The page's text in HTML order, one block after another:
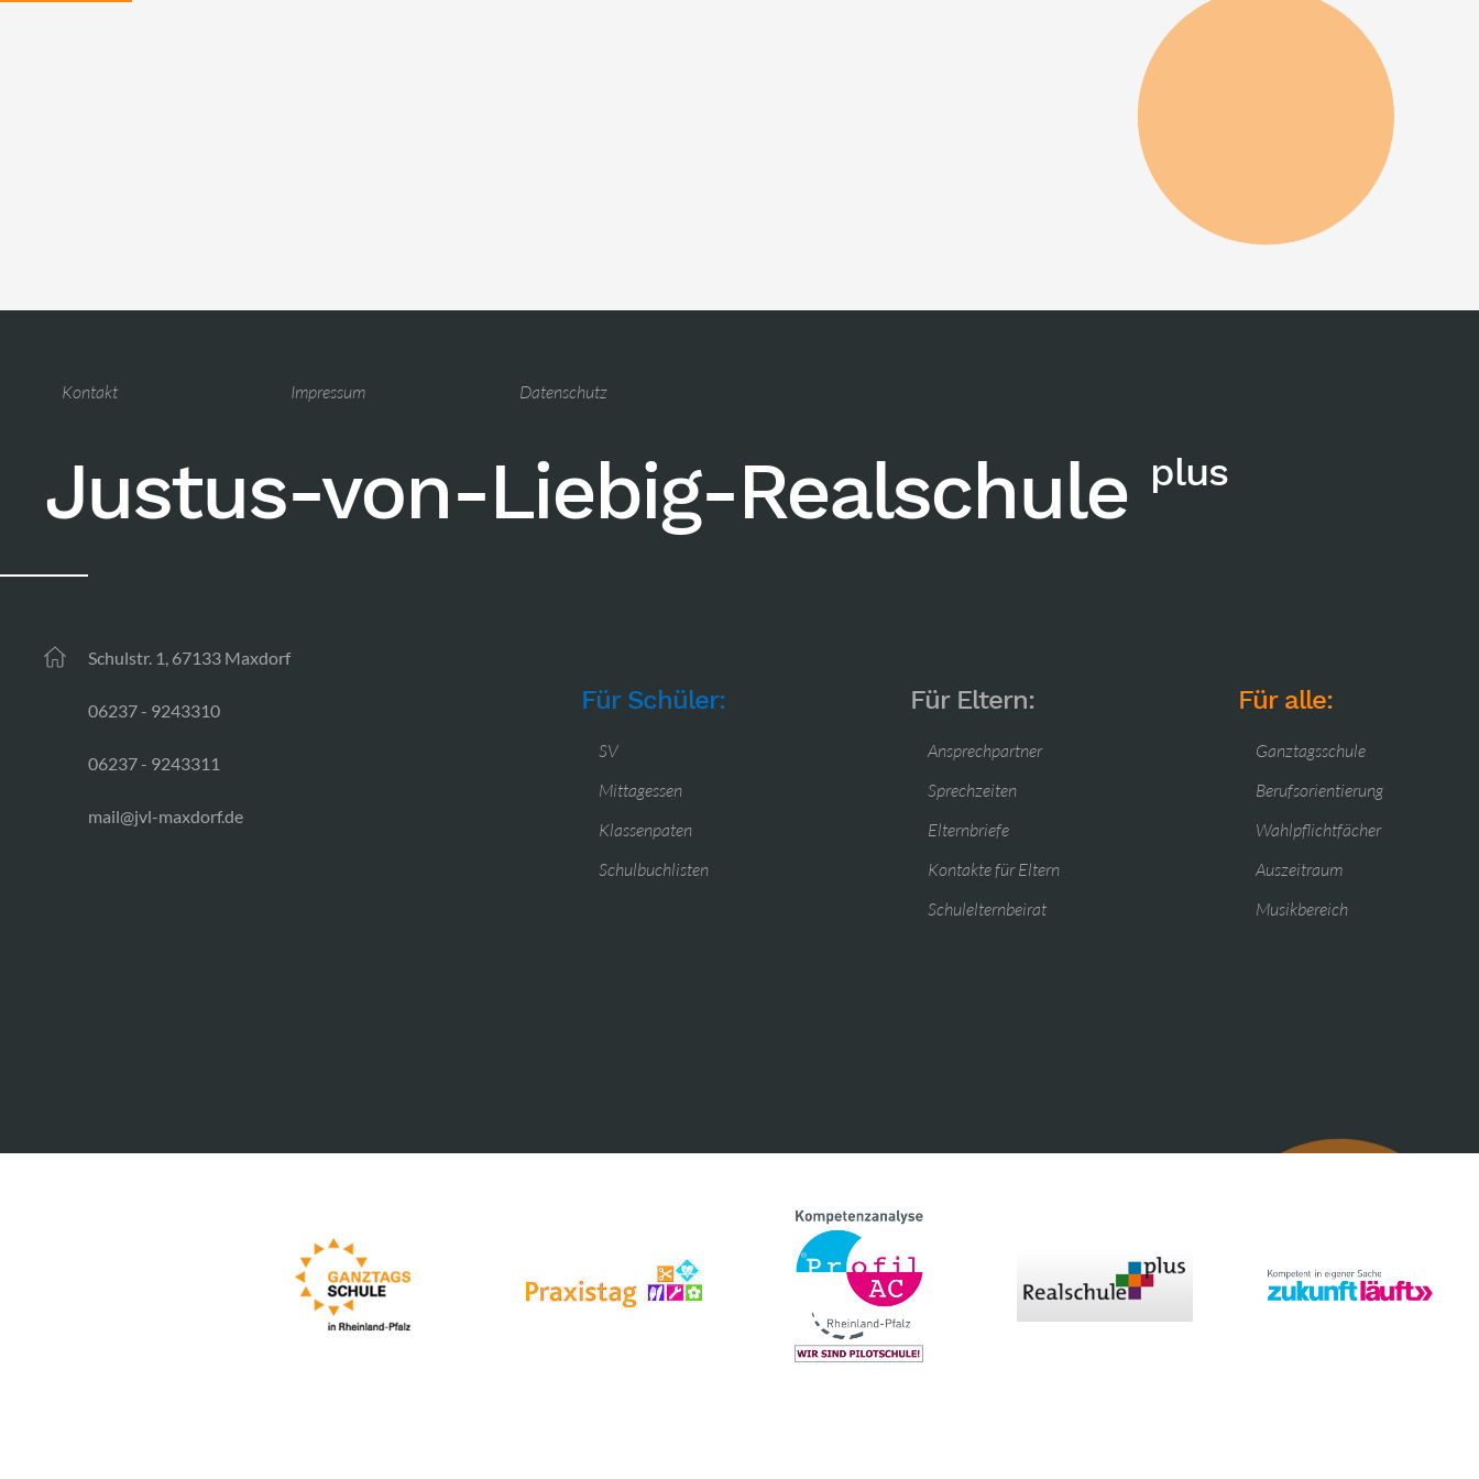
Kontakt Impressum Datenschutz
Justus-von-Liebig-Realschule plus
Schulstr. 1, 67133 Maxdorf
06237 - 9243310
06237 - 9243311
mail@jvl-maxdorf.de
Für Schüler:
SV
Mittagessen
Klassenpaten
Schulbuchlisten
Für Eltern:
Ansprechpartner
Sprechzeiten
Elternbriefe
Kontakte für Eltern
Schulelternbeirat
Für alle:
Ganztagsschule
Berufsorientierung
Wahlpflichtfächer
Auszeitraum
Musikbereich